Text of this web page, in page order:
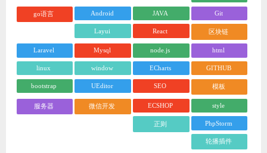
sublime text 工具 layui.js Python
操作系统 PhotoShop
jQuery
TP5 ThinkPHP AJAX PHP
API office 微信小程序 织梦cms
Facebook账号注册流程,手把手教你注册脸书账号